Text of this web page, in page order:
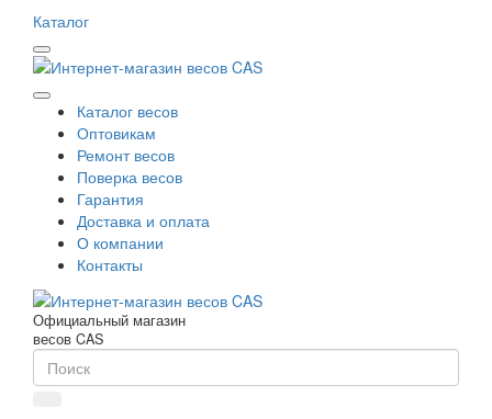
Каталог
Каталог весов
Оптовикам
Ремонт весов
Поверка весов
Гарантия
Доставка и оплата
О компании
Контакты
Официальный магазин
весов CAS